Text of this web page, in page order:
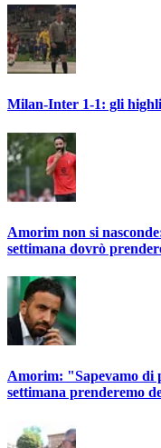
Milan-Inter 1-1: gli
Amorim non si
settimana dovrò
Amorim: "Sapevamo di
settimana prenderemo